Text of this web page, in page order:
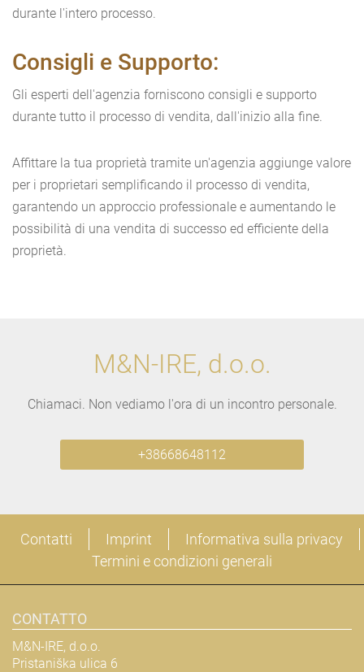
durante l'intero processo.
Consigli e Supporto:
Gli esperti dell'agenzia forniscono consigli e supporto
durante tutto il processo di vendita, dall'inizio alla fine.
Affittare la tua proprietà tramite un'agenzia aggiunge valore
per i proprietari semplificando il processo di vendita,
garantendo un approccio professionale e aumentando le
possibilità di una vendita di successo ed efficiente della
proprietà.
M&N-IRE, d.o.o.
Chiamaci. Non vediamo l'ora di un incontro personale.
+38668648112
Contatti Imprint
Informativa sulla privacy
Termini e condizioni generali
CONTATTO
M&N-IRE, d.o.o.
Pristaniška ulica 6